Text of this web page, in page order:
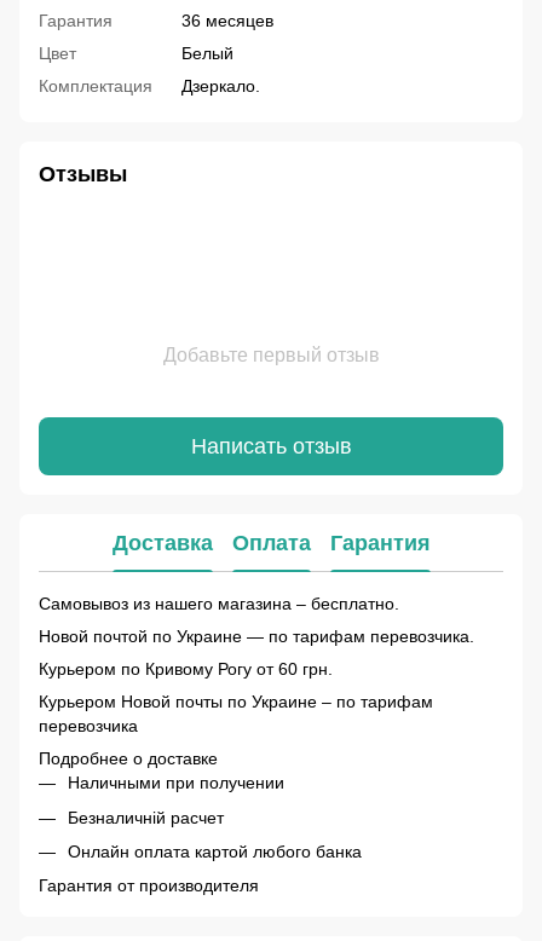
Гарантия
36 месяцев
Цвет
Белый
Комплектация
Дзеркало.
Отзывы
Добавьте первый отзыв
Написать отзыв
Доставка Оплата Гарантия
Самовывоз из нашего магазина – бесплатно.
Новой почтой по Украине — по тарифам перевозчика.
Курьером по Кривому Рогу от 60 грн.
Курьером Новой почты по Украине – по тарифам
перевозчика
Подробнее о доставке
Наличными при получении
Безналичній расчет
Онлайн оплата картой любого банка
Гарантия от производителя